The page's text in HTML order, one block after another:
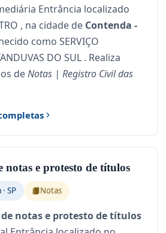
Entrância localizado
, na cidade de Contenda -
como SERVIÇO
DO SUL . Realiza
deNotas | Registro Civil das
notas e protesto de títulos
SP Notas
notas e protesto de títulos